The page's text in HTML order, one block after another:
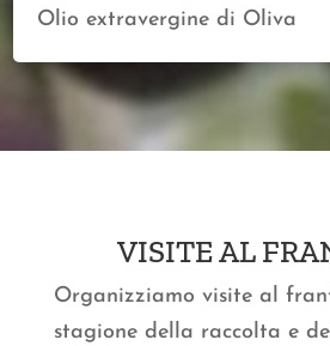
Olio extravergine di Oliva
VISITE AL
Organizziamo visite al
stagione della raccolta e